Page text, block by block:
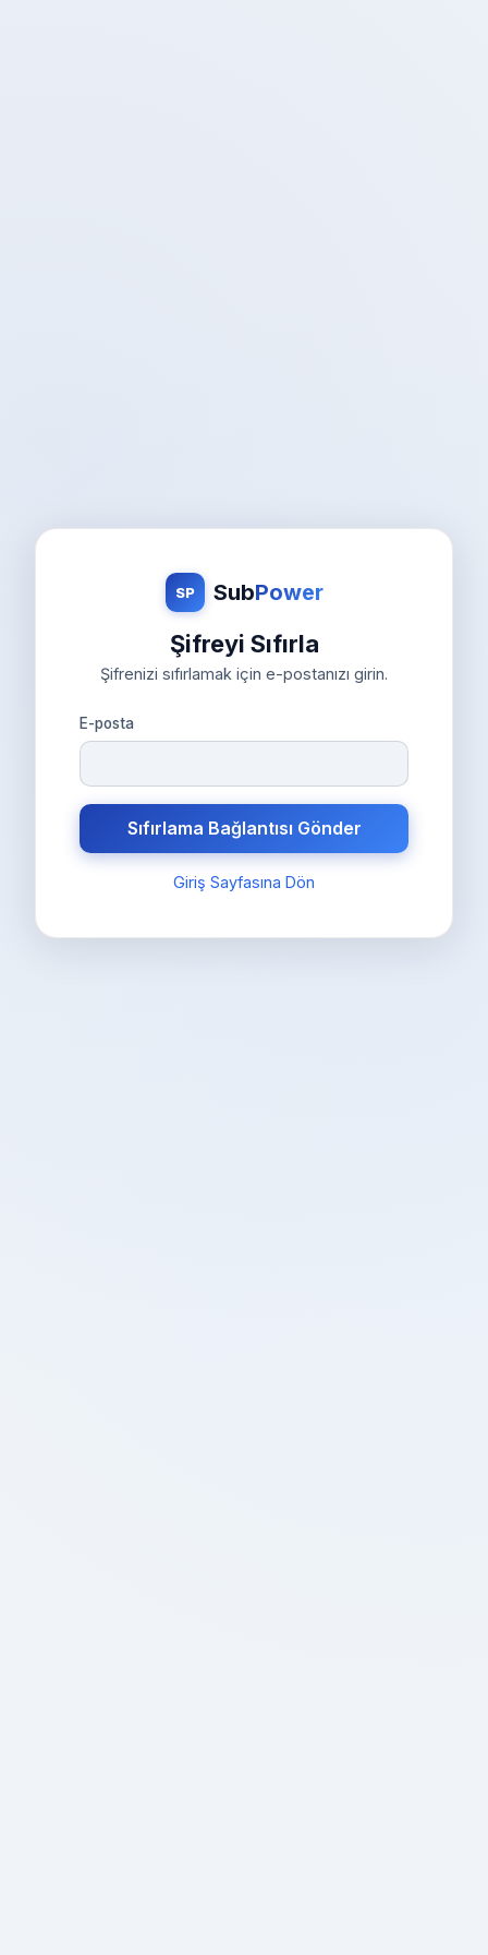
SP SubPower
Şifreyi Sıfırla
Şifrenizi sıfırlamak için e-postanızı girin.
E-posta
Sıfırlama Bağlantısı Gönder
Giriş Sayfasına Dön